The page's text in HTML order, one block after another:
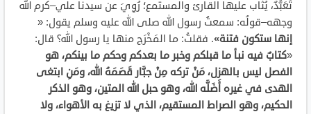
تَعَبُّدٌ، يُثاب عليها القارئ والمستمع؛ رُوِيَ عن سيدنا علي–كرم الله
وجهه–قولُه: سمعتُ رسول الله صلى الله عليه وسلم يقول: «
إنها ستكون فتنة». فقلتُ: ما المَخْرَج منها يا رسول الله؟ قال:
«كتابٌ فيه نبأ ما قبلكم وخبر ما بعدكم وحكم ما بينكم، هو
الفصل ليس بالهزل، مَنْ تركه مِنْ جبَّار قَصَمَهُ الله، ومَنِ ابتغى
الهدى في غيره أَضَلَّه الله، وهو حبل الله المتين، وهو الذكر
الحكيم، وهو الصراط المستقيم، الذي لا تزيغ به الأهواء، ولا